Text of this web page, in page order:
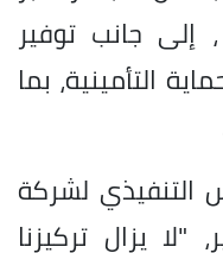
إلى جانب توفير
التأمينية، بما
التنفيذي لشركة
يزال تركيزنا